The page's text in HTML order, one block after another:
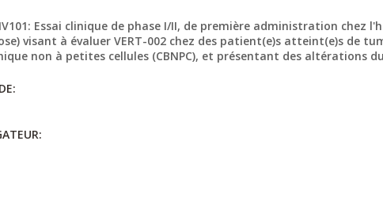
Essai clinique de phase I/II, de première administration
visant à évaluer VERT-002 chez des patient(e)s atteint(e)s de
non à petites cellules (CBNPC), et présentant des altérations